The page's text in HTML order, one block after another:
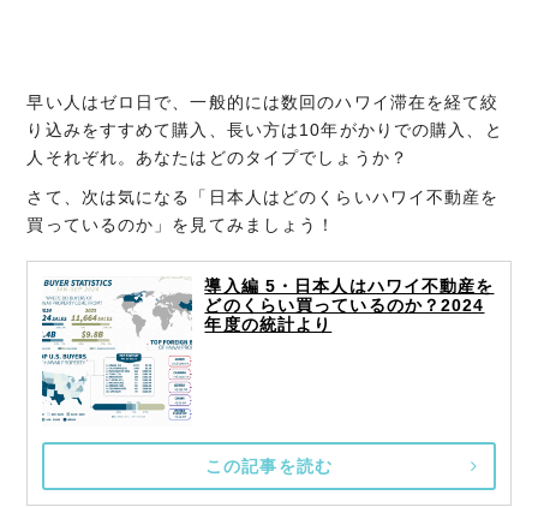
早い人はゼロ日で、一般的には数回のハワイ滞在を経て絞
り込みをすすめて購入、長い方は10年がかりでの購入、と
人それぞれ。あなたはどのタイプでしょうか？
さて、次は気になる「日本人はどのくらいハワイ不動産を
買っているのか」を見てみましょう！
導入編 5・日本人はハワイ不動産を
どのくらい買っているのか？2024
年度の統計より
この記事を読む